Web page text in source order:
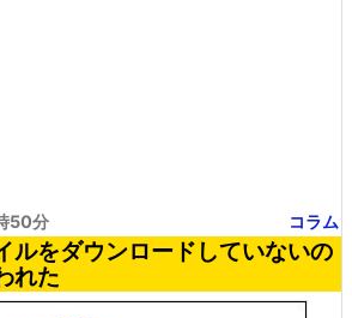
50分 コラム
ルをダウンロードしていないの
れた